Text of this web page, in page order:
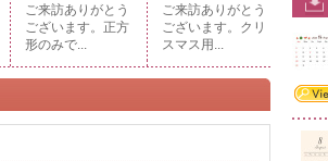
ご来訪ありがとう
ございます。正方
形のみで...
ご来訪ありがとう
ございます。クリ
スマス用...